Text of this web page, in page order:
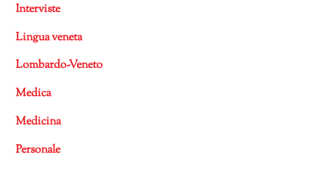
Interviste
Lingua veneta
Lombardo-Veneto
Medica
Medicina
Personale